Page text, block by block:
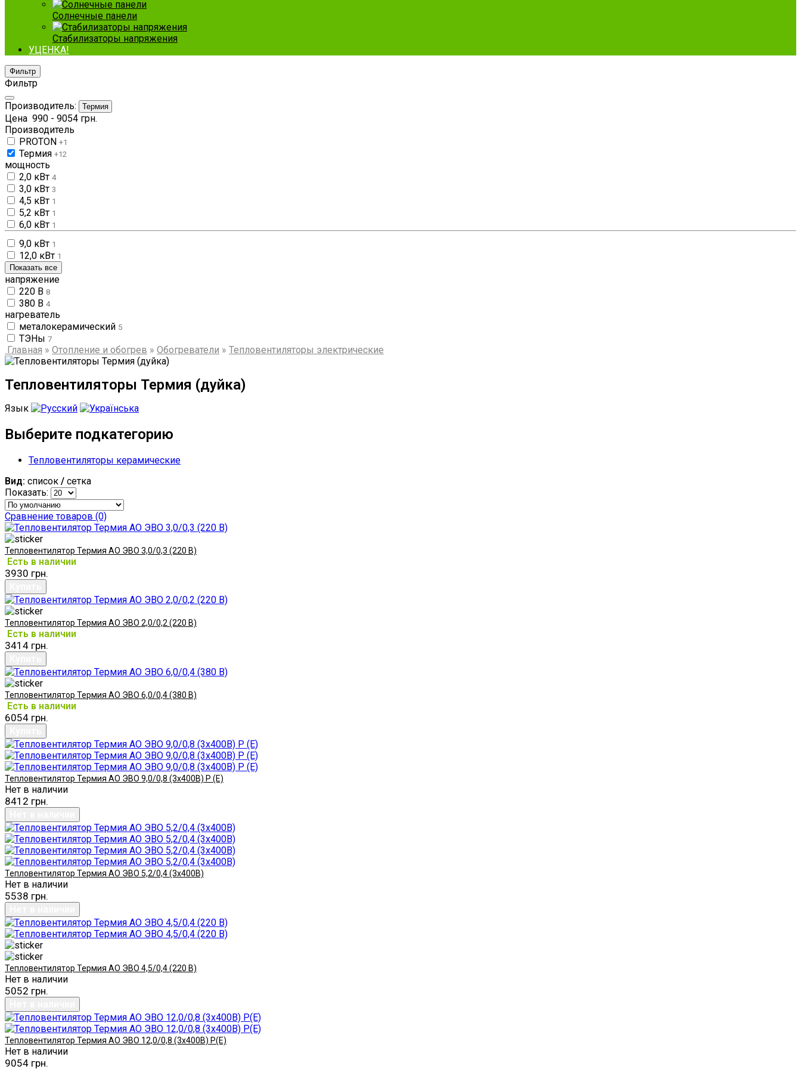
Солнечные панели
Стабилизаторы напряжения
УЦЕНКА!
Фильтр
Фильтр
Производитель:
Термия
Цена 990 - 9054 грн.
Производитель
PROTON +1
Термия +12
мощность
2,0 кВт 4
3,0 кВт 3
4,5 кВт 1
5,2 кВт 1
6,0 кВт 1
9,0 кВт 1
12,0 кВт 1
Показать все
напряжение
220 В 8
380 В 4
нагреватель
металокерамический 5
ТЭНы 7
Главная » Отопление и обогрев » Обогреватели » Тепловентиляторы электрические
Тепловентиляторы Термия (дуйка)
Язык
Выберите подкатегорию
Тепловентиляторы керамические
Вид: список / сетка
Показать:
Сравнение товаров (0)
Тепловентилятор Термия АО ЭВО 3,0/0,3 (220 В)
Есть в наличии
3930 грн.
Тепловентилятор Термия АО ЭВО 2,0/0,2 (220 В)
Есть в наличии
3414 грн.
Тепловентилятор Термия АО ЭВО 6,0/0,4 (380 В)
Есть в наличии
6054 грн.
Тепловентилятор Термия АО ЭВО 9,0/0,8 (3х400В) Р (Е)
Нет в наличии
8412 грн.
Тепловентилятор Термия АО ЭВО 5,2/0,4 (3х400В)
Нет в наличии
5538 грн.
Тепловентилятор Термия АО ЭВО 4,5/0,4 (220 В)
Нет в наличии
5052 грн.
Тепловентилятор Термия АО ЭВО 12,0/0,8 (3х400В) Р(Е)
Нет в наличии
9054 грн.